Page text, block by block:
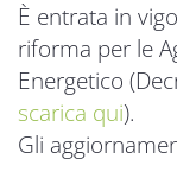
È entrata in
riforma per le
Energetico
scarica qui).
Gli